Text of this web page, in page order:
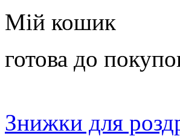
Мій кошик
готова до
Знижки для